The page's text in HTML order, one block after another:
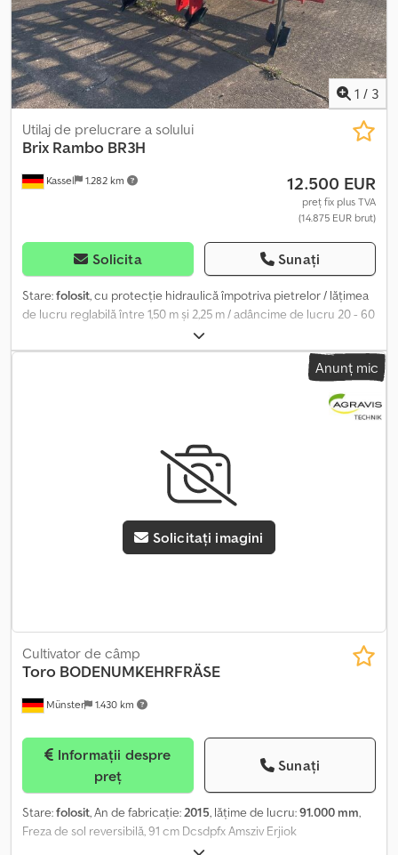
1 / 3
Kassel 1.282 km
Utilaj de prelucrare a solului
Brix Rambo BR3H
12.500 EUR
preț fix plus TVA
(14.875 EUR brut)
Solicita Sunați
Stare:folosit, cu protecție hidraulică împotriva pietrelor / lățimea
de lucru reglabilă între 1,50 m și 2,25 m / adâncime de lucru 20 - 60
cm / tăvălug inelar tubular 600 mm / Djdeuh Uxtjpfx Amiock
Anunț mic
Solicitați imagini
Münster 1.430 km
Cultivator de câmp
Toro BODENUMKEHRFRÄSE
preț
Sunați
Stare:folosit, An de fabricație:2015, lăţime de lucru:91.000 mm,
Freza de sol reversibilă, 91 cm Dcsdpfx Amsziv Erjiok